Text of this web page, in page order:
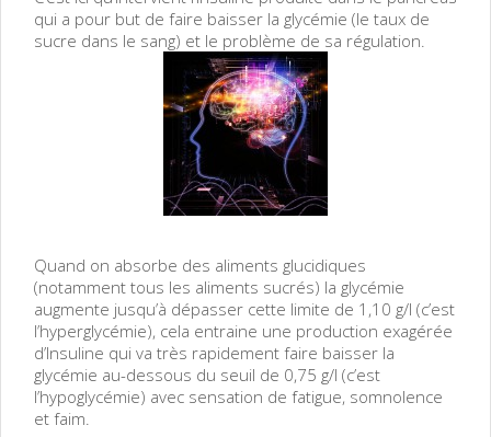
qui a pour but de faire baisser la glycémie (le taux de
sucre dans le sang) et le problème de sa régulation.
Quand on absorbe des aliments glucidiques
(notamment tous les aliments sucrés) la glycémie
augmente jusqu’à dépasser cette limite de 1,10 g/l (c’est
l’hyperglycémie), cela entraine une production exagérée
d’Insuline qui va très rapidement faire baisser la
glycémie au-dessous du seuil de 0,75 g/l (c’est
l’hypoglycémie) avec sensation de fatigue, somnolence
et faim.